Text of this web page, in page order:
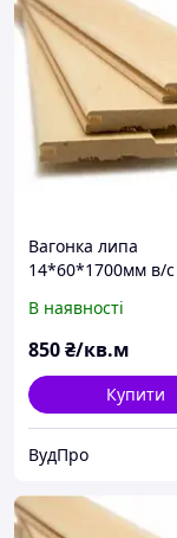
Вагонка липа
14*60*1700мм в/с
В наявності
850₴/кв.м
Купити
ВудПро